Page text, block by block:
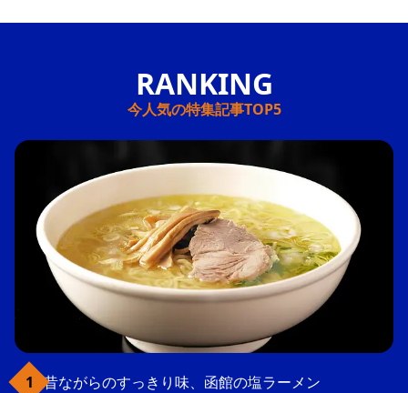
今人気の特集記事TOP5
昔ながらのすっきり味、函館の塩ラーメン